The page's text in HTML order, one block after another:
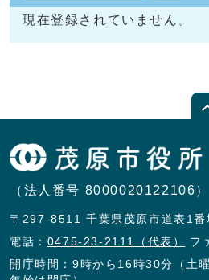
現在登録されていません。
（法人番号 8000020122106）
〒297-8511 千葉県茂原市道表1番
電話： 0475-23-2111（代表）
フ
開庁時間：9時から16時30分（土